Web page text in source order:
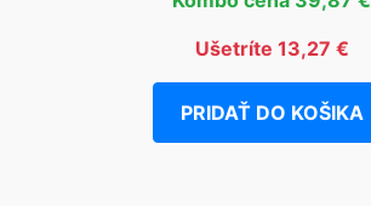
Ušetríte 13,27 €
PRIDAŤ DO KOŠIKA